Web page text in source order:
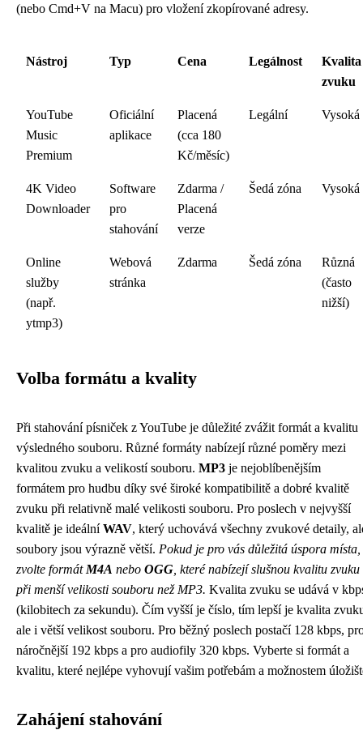
(nebo Cmd+V na Macu) pro vložení zkopírované adresy.
Nástroj Typ Cena Legálnost
Kvalita
zvuku
YouTube
Music
Premium
Oficiální
aplikace
Placená
(cca 180
Kč/měsíc)
Legální Vysoká
4K Video
Downloader
Software
pro
stahování
Zdarma /
Placená
verze
Šedá zóna Vysoká
Online
služby
(např.
ytmp3)
Webová
stránka
Zdarma Šedá zóna
Různá
(často
nižší)
Volba formátu a kvality
Při stahování písniček z YouTube je důležité zvážit formát a kvalitu
výsledného souboru. Různé formáty nabízejí různé poměry mezi
kvalitou zvuku a velikostí souboru. MP3 je nejoblíbenějším
formátem pro hudbu díky své široké kompatibilitě a dobré kvalitě
zvuku při relativně malé velikosti souboru. Pro poslech v nejvyšší
kvalitě je ideálníWAV, který uchovává všechny zvukové detaily,
soubory jsou výrazně větší. Pokud je pro vás důležitá úspora místa,
zvolte formát M4A nebo OGG , které nabízejí slušnou kvalitu zvuku
při menší velikosti souboru než MP3. Kvalita zvuku se udává v
(kilobitech za sekundu). Čím vyšší je číslo, tím lepší je kvalita
ale i větší velikost souboru. Pro běžný poslech postačí 128 kbps,
náročnější 192 kbps a pro audiofily 320 kbps. Vyberte si formát a
kvalitu, které nejlépe vyhovují vašim potřebám a možnostem
Zahájení stahování